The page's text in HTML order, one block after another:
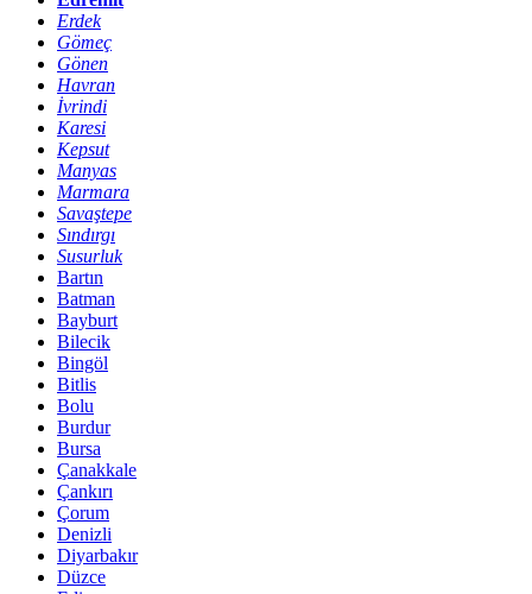
Erdek
Gömeç
Gönen
Havran
İvrindi
Karesi
Kepsut
Manyas
Marmara
Savaştepe
Sındırgı
Susurluk
Bartın
Batman
Bayburt
Bilecik
Bingöl
Bitlis
Bolu
Burdur
Bursa
Çanakkale
Çankırı
Çorum
Denizli
Diyarbakır
Düzce